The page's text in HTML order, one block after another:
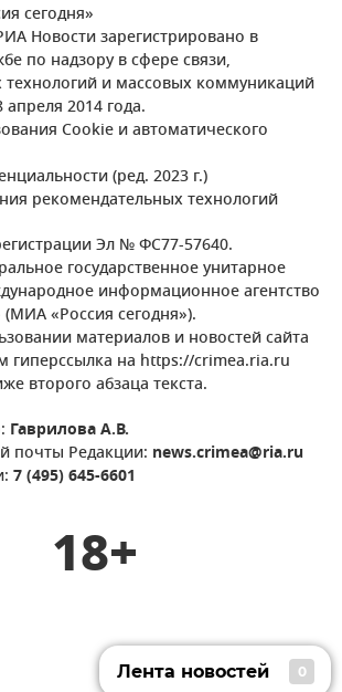
сегодня»
Новости зарегистрировано в
по надзору в сфере связи,
и массовых коммуникаций
2014 года.
Cookie и автоматического
(ред. 2023 г.)
рекомендательных технологий
Эл № ФС77-57640.
государственное унитарное
информационное агентство
(МИА «Россия сегодня»).
материалов и новостей сайта
гиперссылка на https://crimea.ria.ru
второго абзаца текста.
Гаврилова А.В.
почты Редакции: news.crimea@ria.ru
7 (495) 645-6601
18+
Лента новостей 0